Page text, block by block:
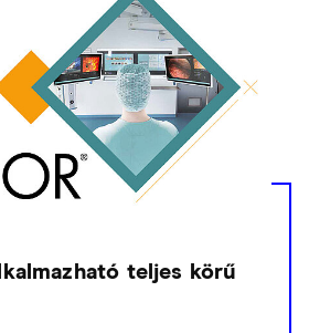
teljes körű